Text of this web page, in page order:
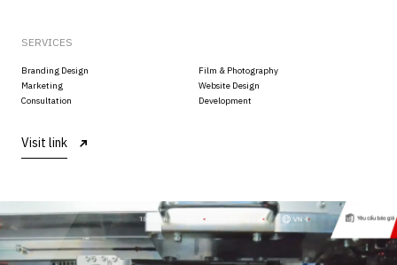
SERVICES
Branding Design
Film & Photography
Marketing
Website Design
Consultation
Development
Visit link